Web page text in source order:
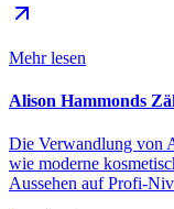
Mehr lesen
Alison Hammonds
Die Verwandlung von
wie moderne
Aussehen auf Profi-